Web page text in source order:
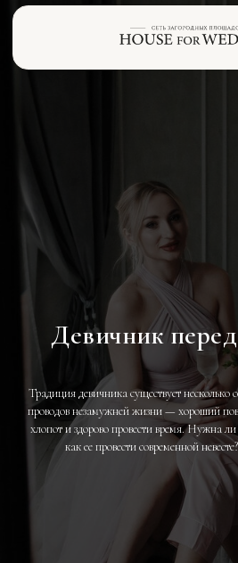
Девичник
Традиция девичника существует
проводов незамужней жизни — хороший
хлопот и здорово провести время. Нужна
как ее провести современной